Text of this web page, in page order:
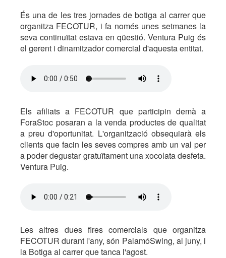
És una de les tres jornades de botiga al carrer que
organitza FECOTUR, i fa només unes setmanes la
seva continuïtat estava en qüestió. Ventura Puig és
el gerent i dinamitzador comercial d'aquesta entitat.
Els afiliats a FECOTUR que participin demà a
ForaStoc posaran a la venda productes de qualitat
a preu d'oportunitat. L'organització obsequiarà els
clients que facin les seves compres amb un val per
a poder degustar gratuïtament una xocolata desfeta.
Ventura Puig.
Les altres dues fires comercials que organitza
FECOTUR durant l'any, són PalamóSwing, al juny, i
la Botiga al carrer que tanca l'agost.